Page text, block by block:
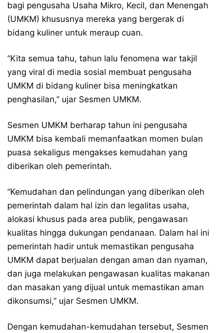
bagi pengusaha Usaha Mikro, Kecil, dan Menengah
(UMKM) khususnya mereka yang bergerak di
bidang kuliner untuk meraup cuan.
“Kita semua tahu, tahun lalu fenomena war takjil
yang viral di media sosial membuat pengusaha
UMKM di bidang kuliner bisa meningkatkan
penghasilan,” ujar Sesmen UMKM.
Sesmen UMKM berharap tahun ini pengusaha
UMKM bisa kembali memanfaatkan momen bulan
puasa sekaligus mengakses kemudahan yang
diberikan oleh pemerintah.
“Kemudahan dan pelindungan yang diberikan oleh
pemerintah dalam hal izin dan legalitas usaha,
alokasi khusus pada area publik, pengawasan
kualitas hingga dukungan pendanaan. Dalam hal ini
pemerintah hadir untuk memastikan pengusaha
UMKM dapat berjualan dengan aman dan nyaman,
dan juga melakukan pengawasan kualitas makanan
dan masakan yang dijual untuk memastikan aman
dikonsumsi,” ujar Sesmen UMKM.
Dengan kemudahan-kemudahan tersebut, Sesmen